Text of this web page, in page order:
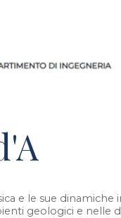
e le sue dinamiche
geologici e nelle